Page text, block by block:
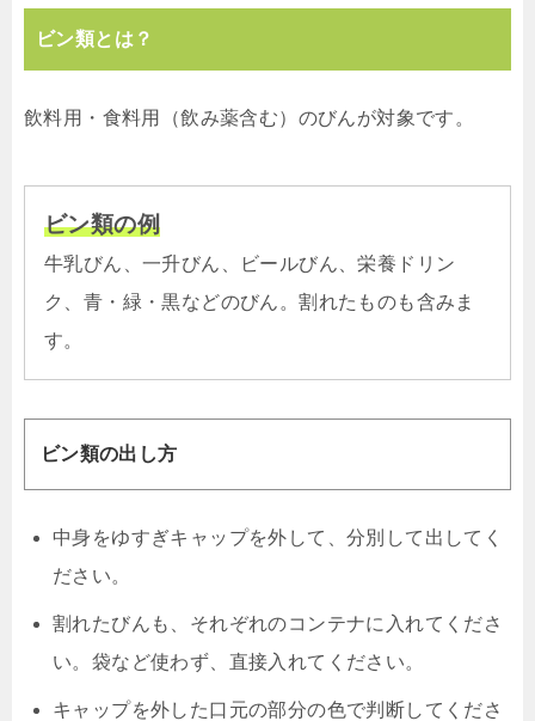
ビン類とは？
飲料用・食料用（飲み薬含む）のびんが対象です。
ビン類の例
牛乳びん、一升びん、ビールびん、栄養ドリン
ク、青・緑・黒などのびん。割れたものも含みま
す。
ビン類の出し方
中身をゆすぎキャップを外して、分別して出してく
ださい。
割れたびんも、それぞれのコンテナに入れてくださ
い。袋など使わず、直接入れてください。
キャップを外した口元の部分の色で判断してくださ